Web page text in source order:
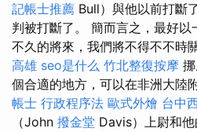
記帳士推薦 Bull）與他以前打斷
判被打斷了。 簡而言之，最好
不久的將來，我們將不得不不時
高雄 seo是什么 竹北整復按摩
個合適的地方，可以在非洲大陸
帳士 行政程序法 歐式外燴 台中
（John 撥金堂 Davis）上尉和